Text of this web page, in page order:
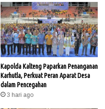
Kapolda Kalteng Paparkan Penanganan
Karhutla, Perkuat Peran Aparat Desa
dalam Pencegahan
3 hari ago